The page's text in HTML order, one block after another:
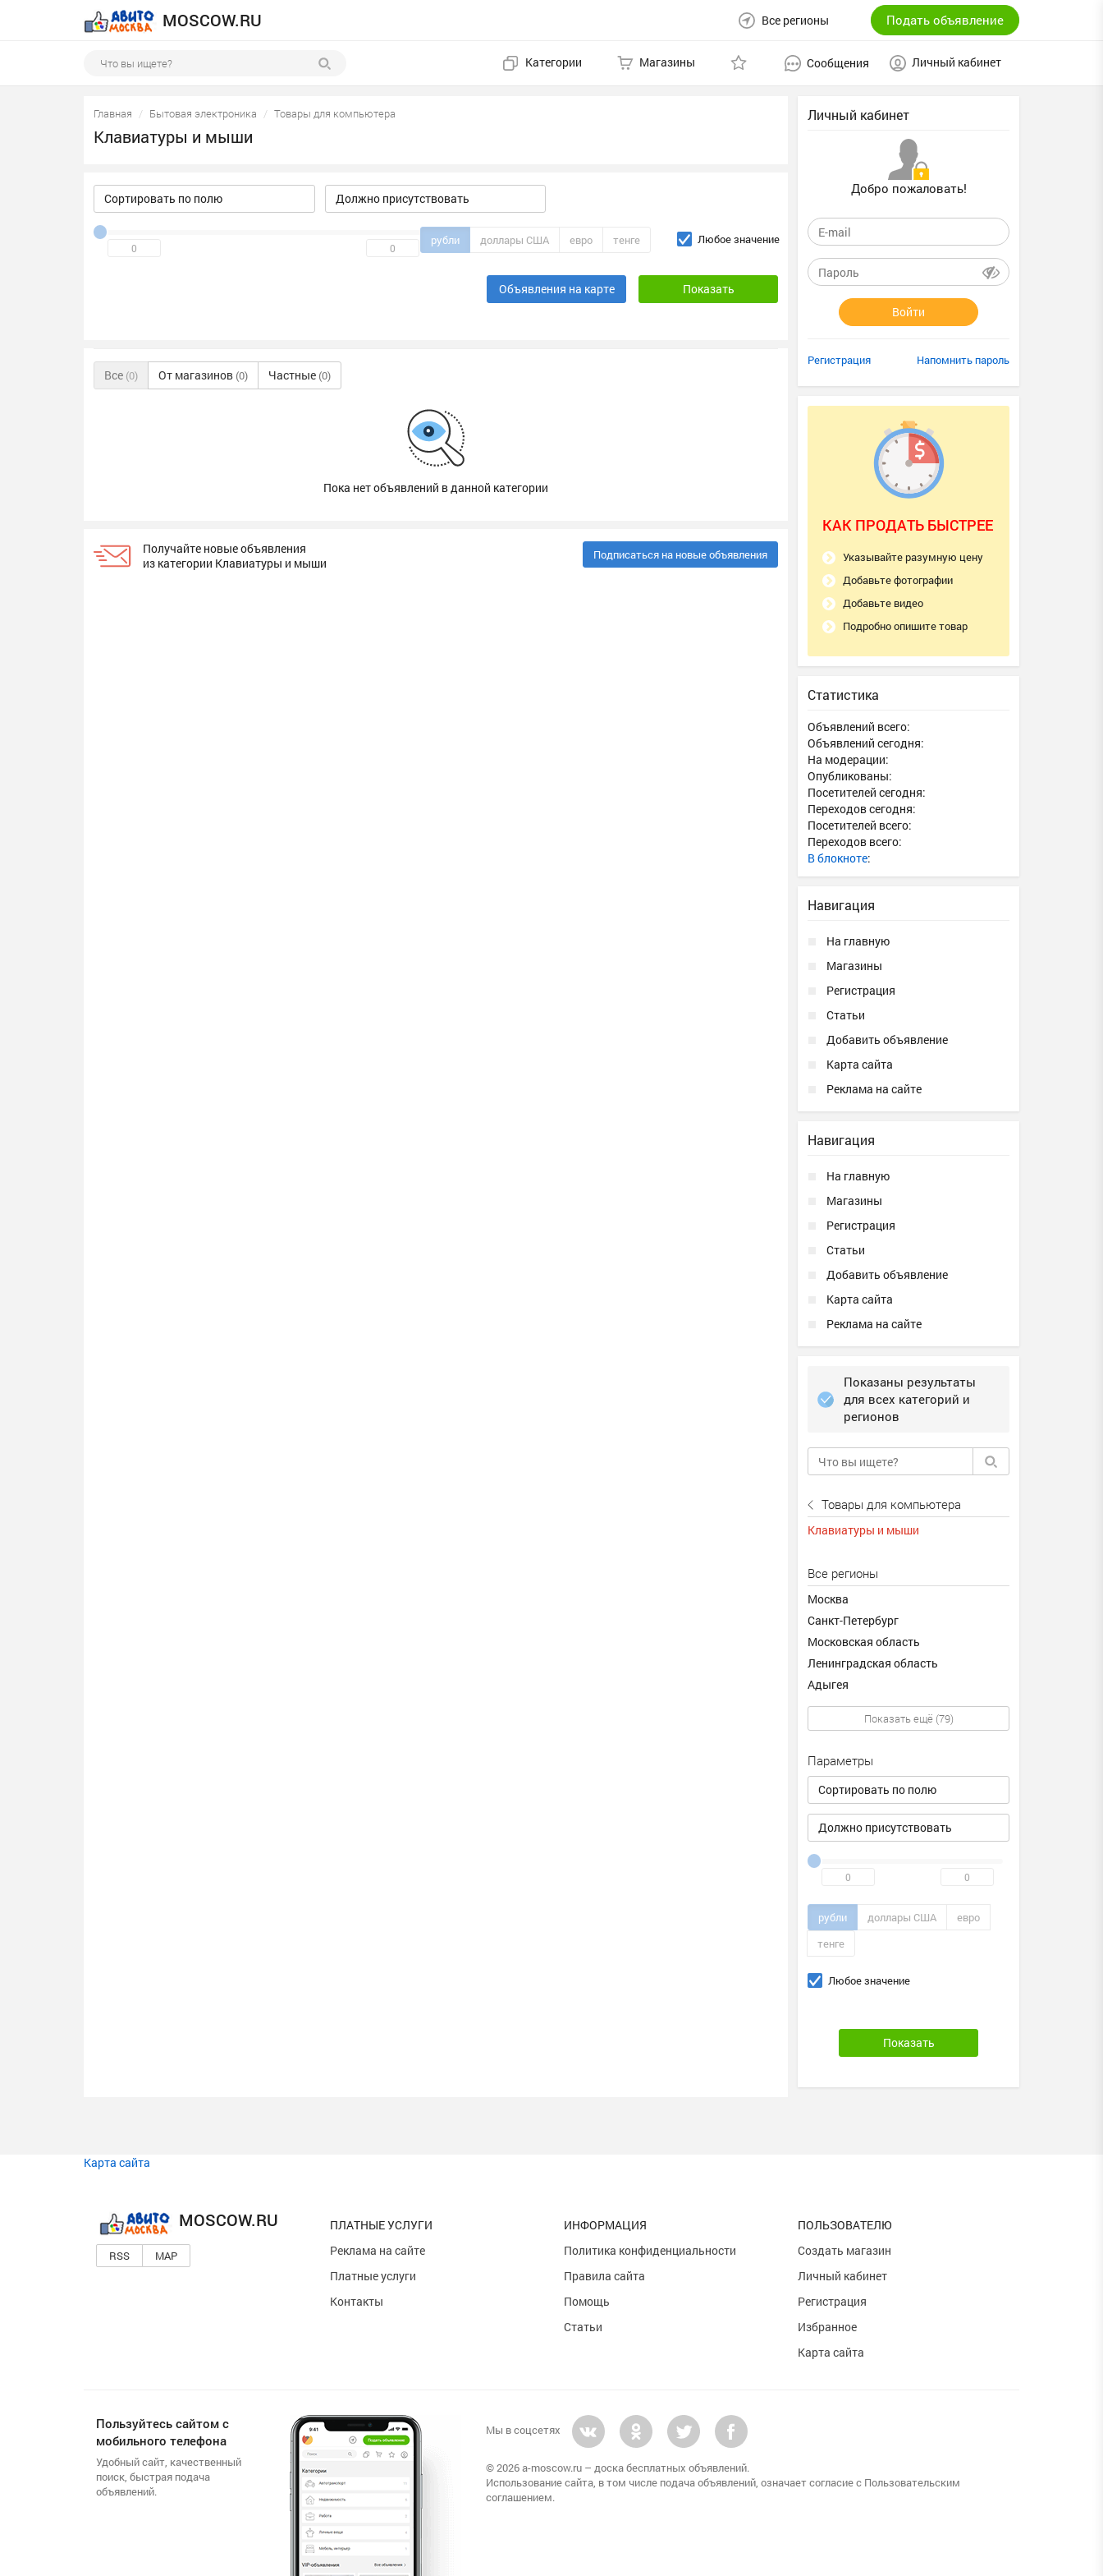
MOSCOW.RU Все регионы Подать объявление
Категории Магазины Сообщения Личный кабинет
Главная Бытовая электроника Товары для компьютера
Клавиатуры и мыши
Сортировать по полю Должно присутствовать
рубли доллары США евро тенге Любое значение
Объявления на карте
Все (0) От магазинов (0) Частные (0)
Пока нет объявлений в данной категории
Получайте новые объявления
из категории Клавиатуры и мыши
Подписаться на новые объявления
Личный кабинет
Добро пожаловать!
Войти
Регистрация Напомнить пароль
КАК ПРОДАТЬ БЫСТРЕЕ
Указывайте разумную цену
Добавьте фотографии
Добавьте видео
Подробно опишите товар
Статистика
Объявлений всего:
Объявлений сегодня:
На модерации:
Опубликованы:
Посетителей сегодня:
Переходов сегодня:
Посетителей всего:
Переходов всего:
В блокноте:
Навигация
На главную
Магазины
Регистрация
Статьи
Добавить объявление
Карта сайта
Реклама на сайте
Навигация
На главную
Магазины
Регистрация
Статьи
Добавить объявление
Карта сайта
Реклама на сайте
Показаны результаты
для всех категорий и
регионов
Товары для компьютера
Клавиатуры и мыши
Все регионы
Москва
Санкт-Петербург
Московская область
Ленинградская область
Адыгея
Показать ещё (79)
Параметры
Сортировать по полю
Должно присутствовать
рубли доллары США
евро
тенге
Любое значение
Карта сайта
MOSCOW.RU
RSS MAP
ПЛАТНЫЕ УСЛУГИ
Реклама на сайте
Платные услуги
Контакты
ИНФОРМАЦИЯ
Политика конфиденциальности
Правила сайта
Помощь
Статьи
ПОЛЬЗОВАТЕЛЮ
Создать магазин
Личный кабинет
Регистрация
Избранное
Карта сайта
Пользуйтесь сайтом с
мобильного телефона
Удобный сайт, качественный
поиск, быстрая подача
объявлений.
Мы в соцсетях
© 2026 a-moscow.ru – доска бесплатных объявлений.
Использование сайта, в том числе подача объявлений, означает согласие с Пользовательским
соглашением.